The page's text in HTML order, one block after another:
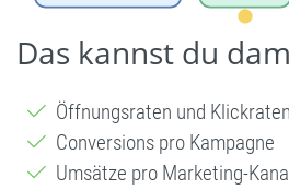
Das kannst du
Öffnungsraten und Klickraten
Conversions pro Kampagne
Umsätze pro Marketing-